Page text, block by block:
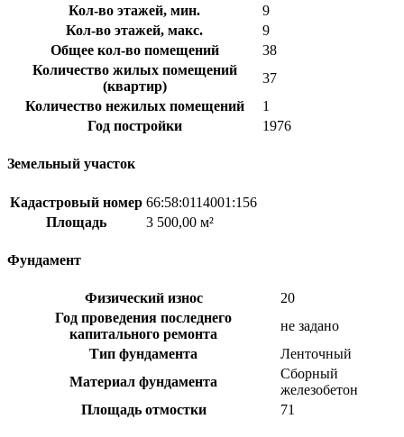
Кол-во этажей, мин.
9
Кол-во этажей, макс.
9
Общее кол-во помещений
38
Количество жилых помещений
(квартир)
37
Количество нежилых помещений
1
Год постройки
1976
Земельный участок
Кадастровый номер 66:58:0114001:156
Площадь
3 500,00 м²
Фундамент
Физический износ
20
Год проведения последнего
капитального ремонта
не задано
Тип фундамента
Ленточный
Материал фундамента
Сборный
железобетон
Площадь отмостки
71